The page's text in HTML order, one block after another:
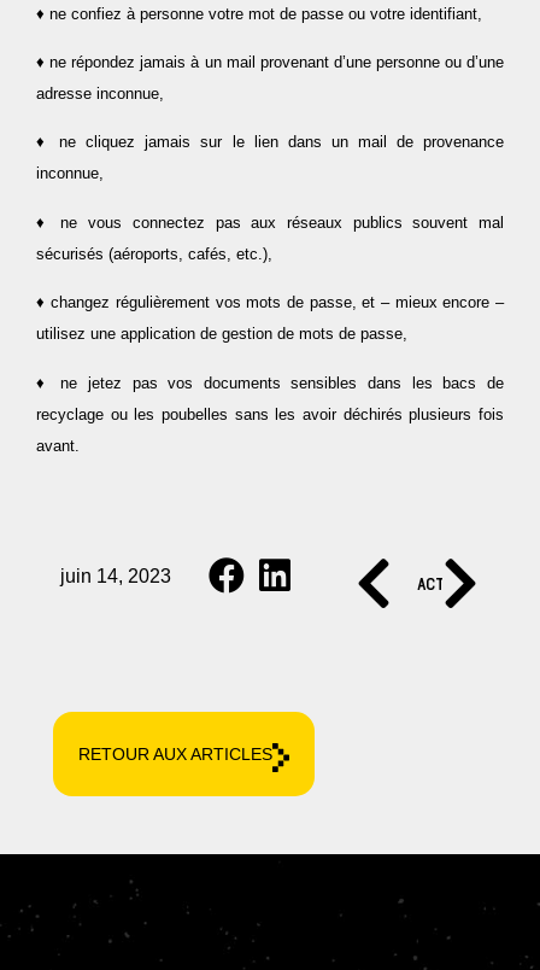
♦ ne confiez à personne votre mot de passe ou votre identifiant,
♦ ne répondez jamais à un mail provenant d’une personne ou d’une
adresse inconnue,
♦ ne cliquez jamais sur le lien dans un mail de provenance
inconnue,
♦ ne vous connectez pas aux réseaux publics souvent mal
sécurisés (aéroports, cafés, etc.),
♦ changez régulièrement vos mots de passe, et – mieux encore –
utilisez une application de gestion de mots de passe,
♦ ne jetez pas vos documents sensibles dans les bacs de
recyclage ou les poubelles sans les avoir déchirés plusieurs fois
avant.
juin 14, 2023 ACTUALITÉ
RETOUR AUX ARTICLES